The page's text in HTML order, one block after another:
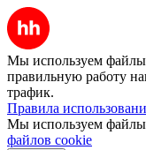
Мы используем файлы
правильную работу
трафик.
Правила
Мы используем файлы
файлов cookie